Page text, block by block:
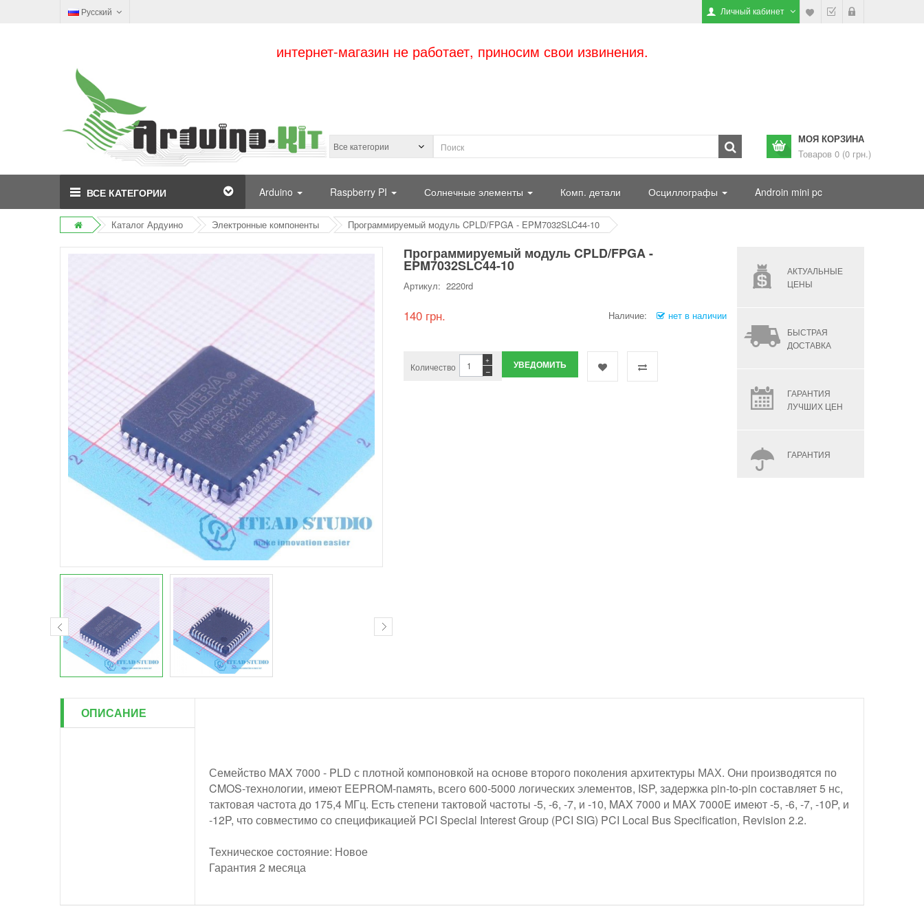
Русский Личный кабинет
интернет-магазин не работает, приносим свои извинения.
МОЯ КОРЗИНА
Товаров 0 (0 грн.)
ВСЕ КАТЕГОРИИ Arduino Raspberry PI Солнечные элементы Комп. детали Осциллографы Androin mini pc
Каталог Ардуино Электронные компоненты Программируемый модуль CPLD/FPGA - EPM7032SLC44-10
Программируемый модуль CPLD/FPGA -
EPM7032SLC44-10
Артикул: 2220rd
140 грн. Наличие: нет в наличии
Количество −
+ УВЕДОМИТЬ
АКТУАЛЬНЫЕ
ЦЕНЫ
БЫСТРАЯ
ДОСТАВКА
ГАРАНТИЯ
ЛУЧШИХ ЦЕН
ГАРАНТИЯ
ОПИСАНИЕ
Семейство MAX 7000 - PLD с плотной компоновкой на основе второго поколения архитектуры МАХ. Они производятся по
CMOS-технологии, имеют EEPROM-память, всего 600-5000 логических элементов, ISP, задержка pin-to-pin составляет 5 нс,
тактовая частота до 175,4 МГц. Есть степени тактовой частоты -5, -6, -7, и -10, MAX 7000 и MAX 7000E имеют -5, -6, -7, -10P, и
-12P, что совместимо со спецификацией PCI Special Interest Group (PCI SIG) PCI Local Bus Specification, Revision 2.2.
Техническое состояние: Новое
Гарантия 2 месяца